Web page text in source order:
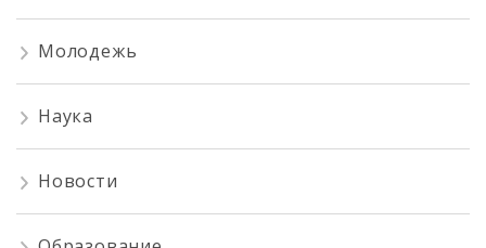
Молодежь
Наука
Новости